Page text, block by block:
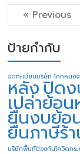
« Previous
ป้ายกำกับ
จดทะเบียนบริษัท โคกหนอง
หลังปิด
เปล่าย้อ
ยื่นงบย้อ
ยื่นภาษีร้
บริษัทพื้นทีป้องกันโควิดกร